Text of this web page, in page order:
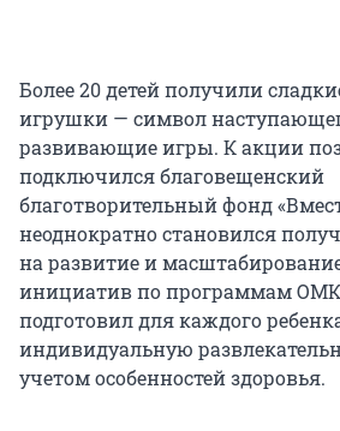
Более 20 детей получили
игрушки — символ
развивающие игры. К акции
подключился благовещенский
благотворительный фонд
неоднократно становился
на развитие и
инициатив по программам
подготовил для каждого
индивидуальную
учетом особенностей здоровья.